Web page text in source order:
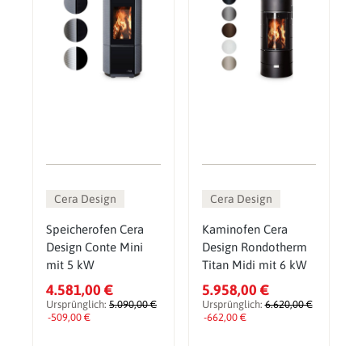
Cera Design
Speicherofen Cera
Design Conte Mini
mit 5 kW
4.581,00 €
Ursprünglich: 5.090,00 €
-509,00 €
Cera Design
Kaminofen Cera
Design Rondotherm
Titan Midi mit 6 kW
5.958,00 €
Ursprünglich:6.620,00 €
-662,00 €